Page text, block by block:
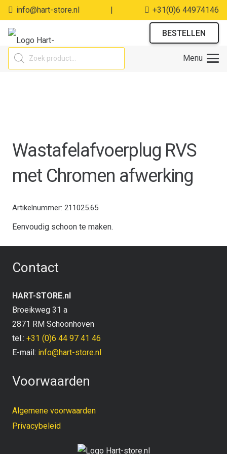
info@hart-store.nl | +31(0)6 44974146
BESTELLEN
Producten
zoeken
Menu
Wastafelafvoerplug RVS
met Chromen afwerking
Artikelnummer: 211025.65
Eenvoudig schoon te maken.
Contact
HART-STORE.nl
Broeikweg 31 a
2871 RM Schoonhoven
tel.: +31 (0)6 44 97 41 46
E-mail: info@hart-store.nl
Voorwaarden
Algemene voorwaarden
Privacybeleid